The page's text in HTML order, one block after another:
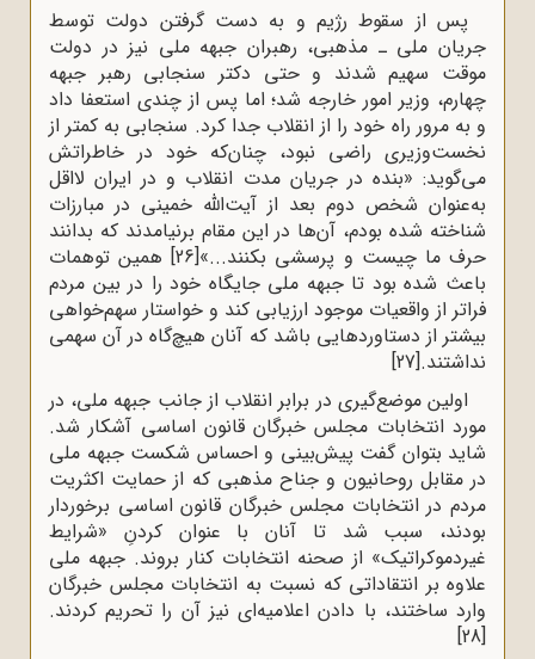
پس از سقوط رژیم و به دست گرفتن دولت توسط
جریان ملی ـ مذهبی، رهبران جبهه ملی نیز در دولت
موقت سهیم شدند و حتی دکتر سنجابی رهبر جبهه
چهارم، وزیر امور خارجه شد؛ اما پس از چندی استعفا داد
و به مرور راه خود را از انقلاب جدا کرد. سنجابی به کمتر از
نخست‌وزیری راضی نبود، چنان‌که خود در خاطراتش
می‌گوید: «بنده در جریان مدت انقلاب و در ایران لااقل
به‌عنوان شخص دوم بعد از آیت‌الله خمینی در مبارزات
شناخته شده بودم، آن‌ها در این مقام برنیامدند که بدانند
حرف ما چیست و پرسشی بکنند...»[26]
همین توهمات
باعث شده بود تا جبهه ملی جایگاه خود را در بین مردم
فراتر از واقعیات موجود ارزیابی کند و خواستار سهم‌خواهی
بیشتر از دستاوردهایی باشد که آنان هیچ‌گاه در آن سهمی
نداشتند.[27]
اولین موضع‌گیری در برابر انقلاب از جانب جبهه ملی، در
مورد انتخابات مجلس خبرگان قانون اساسی آشکار شد.
شاید بتوان گفت پیش‌بینی و احساس شکست جبهه ملی
در مقابل روحانیون و جناح مذهبی که از حمایت اکثریت
مردم در انتخابات مجلس خبرگان قانون اساسی برخوردار
بودند، سبب شد تا آنان با عنوان کردنِ «شرایط
غیردموکراتیک» از صحنه انتخابات کنار بروند. جبهه ملی
علاوه بر انتقاداتی که نسبت به انتخابات مجلس خبرگان
وارد ساختند، با دادن اعلامیه‌ای نیز آن را تحریم کردند.
[28]